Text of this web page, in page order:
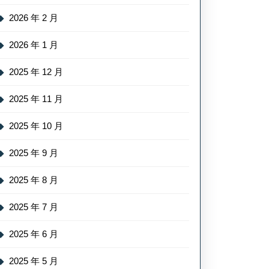
2026 年 2 月
2026 年 1 月
2025 年 12 月
2025 年 11 月
2025 年 10 月
2025 年 9 月
2025 年 8 月
2025 年 7 月
2025 年 6 月
2025 年 5 月